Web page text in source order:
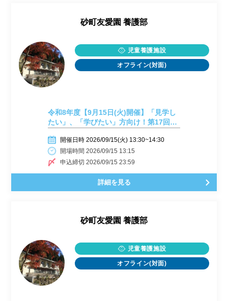
砂町友愛園 養護部
児童養護施設
オフライン(対面)
令和8年度【9月15日(火)開催】「見学し
たい」、「学びたい」方向け！第17回
開催日時 2026/09/15(火) 13:30~14:30
開場時間 2026/09/15 13:15
申込締切 2026/09/15 23:59
詳細を見る
砂町友愛園 養護部
児童養護施設
オフライン(対面)